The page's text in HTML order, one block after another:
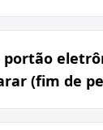
portão
(fim de